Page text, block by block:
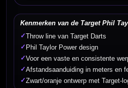
Kenmerken van de Target Phil
✓ Throw line van Target Darts
✓ Phil Taylor Power design
✓Voor een vaste en consistente
✓Afstandsaanduiding in meters en
✓Zwart/oranje ontwerp met Target-